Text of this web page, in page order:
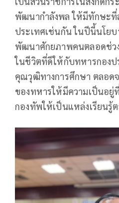
พัฒนากำลังพล ให้มีทักษะ
ประเทศเช่นกัน ในปีนี้นโยบ
พัฒนาศักยภาพคนตลอดช่วง
ในชีวิตที่ดีให้กับทหารกองป
คุณวุฒิทางการศึกษา ตลอ
ของทหารให้มีความเป็นอ
กองทัพให้เป็นแหล่งเรียนรู้